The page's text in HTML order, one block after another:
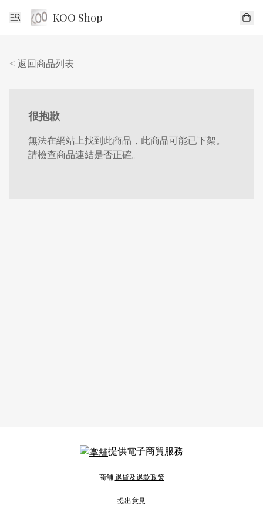
KOO Shop
< 返回商品列表
很抱歉
無法在網站上找到此商品，此商品可能已下架。
請檢查商品連結是否正確。
提供電子商貿服務
商舖退貨及退款政策
提出意見